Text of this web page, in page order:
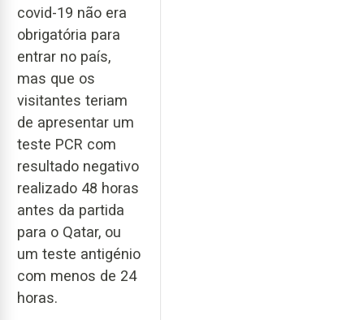
covid-19 não era
obrigatória para
entrar no país,
mas que os
visitantes teriam
de apresentar um
teste PCR com
resultado negativo
realizado 48 horas
antes da partida
para o Qatar, ou
um teste antigénio
com menos de 24
horas.